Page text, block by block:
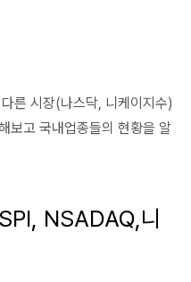
른 시장(나스닥, 니케이지수)
보고 국내업종들의 현황을 알
NSADAQ,니